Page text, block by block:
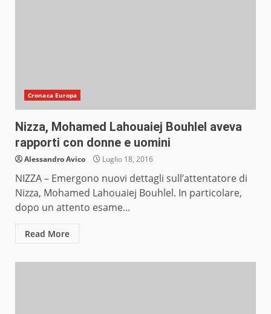
Cronaca Europa
Nizza, Mohamed Lahouaiej Bouhlel aveva
rapporti con donne e uomini
Alessandro Avico Luglio 18, 2016
NIZZA – Emergono nuovi dettagli sull’attentatore di
Nizza, Mohamed Lahouaiej Bouhlel. In particolare,
dopo un attento esame...
Read More